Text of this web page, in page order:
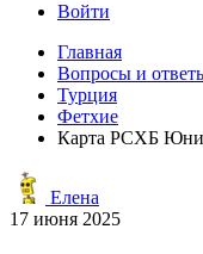
Войти
Главная
Вопросы и
Турция
Фетхие
Карта РСХБ
Елена
17 июня 2025